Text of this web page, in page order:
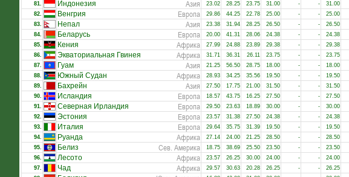
81. Индонезия Азия 23.02 28.25 23.75 31.00 - - 31.00
82. Венгрия Европа 29.86 44.25 22.78 25.00 - - 25.00
83. Непал Азия 23.38 31.94 28.25 26.50 - - 26.50
84. Беларусь Европа 20.00 41.31 28.06 24.38 - - 24.38
85. Кения Африка 27.99 24.88 23.89 29.38 - - 29.38
86. Экваториальная Гвинея Африка 31.71 36.31 26.11 23.75 - - 23.75
87. Гуам Азия 21.25 56.50 28.75 18.00 - - 18.00
88. Южный Судан Африка 28.93 34.25 35.56 19.50 - - 19.50
89. Бахрейн Азия 27.50 17.75 21.00 31.50 - - 31.50
90. Исландия Европа 18.57 43.75 16.25 27.50 - - 27.50
91. Северная Ирландия Европа 29.50 23.63 18.89 30.00 - - 30.00
92. Эстония Европа 23.57 31.38 27.50 24.38 - - 24.38
93. Италия Европа 29.64 35.75 31.39 19.50 - - 19.50
94. Руанда Африка 27.14 24.00 21.25 28.50 - - 28.50
95. Белиз Сев. Америка 18.75 38.69 25.50 23.50 - - 23.50
96. Лесото Африка 23.57 26.25 30.00 24.00 - - 24.00
97. Чад Африка 29.57 30.63 20.28 26.25 - - 26.25